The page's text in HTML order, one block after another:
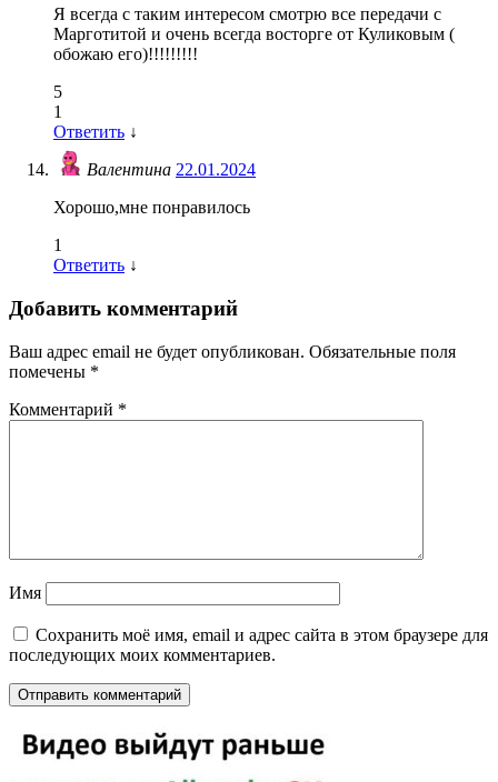
Я всегда с таким интересом смотрю все передачи с
Марготитой и очень всегда восторге от Куликовым (
обожаю его)!!!!!!!!!
5
1
Ответить ↓
Валентина 22.01.2024
Хорошо,мне понравилось
1
Ответить ↓
Добавить комментарий
Ваш адрес email не будет опубликован. Обязательные поля
помечены *
Комментарий *
Имя
Сохранить моё имя, email и адрес сайта в этом браузере для
последующих моих комментариев.